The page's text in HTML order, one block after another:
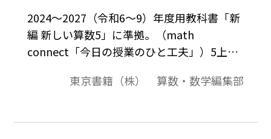
2024～2027（令和6～9）年度用教科書「新
編 新しい算数5」に準拠。（math
connect「今日の授業のひと工夫」）5上p.8
数がどんな数であるかを、小数の仕組みを
ロローグに「オープニングムービー」をご
東京書籍（株） 算数・数学編集部